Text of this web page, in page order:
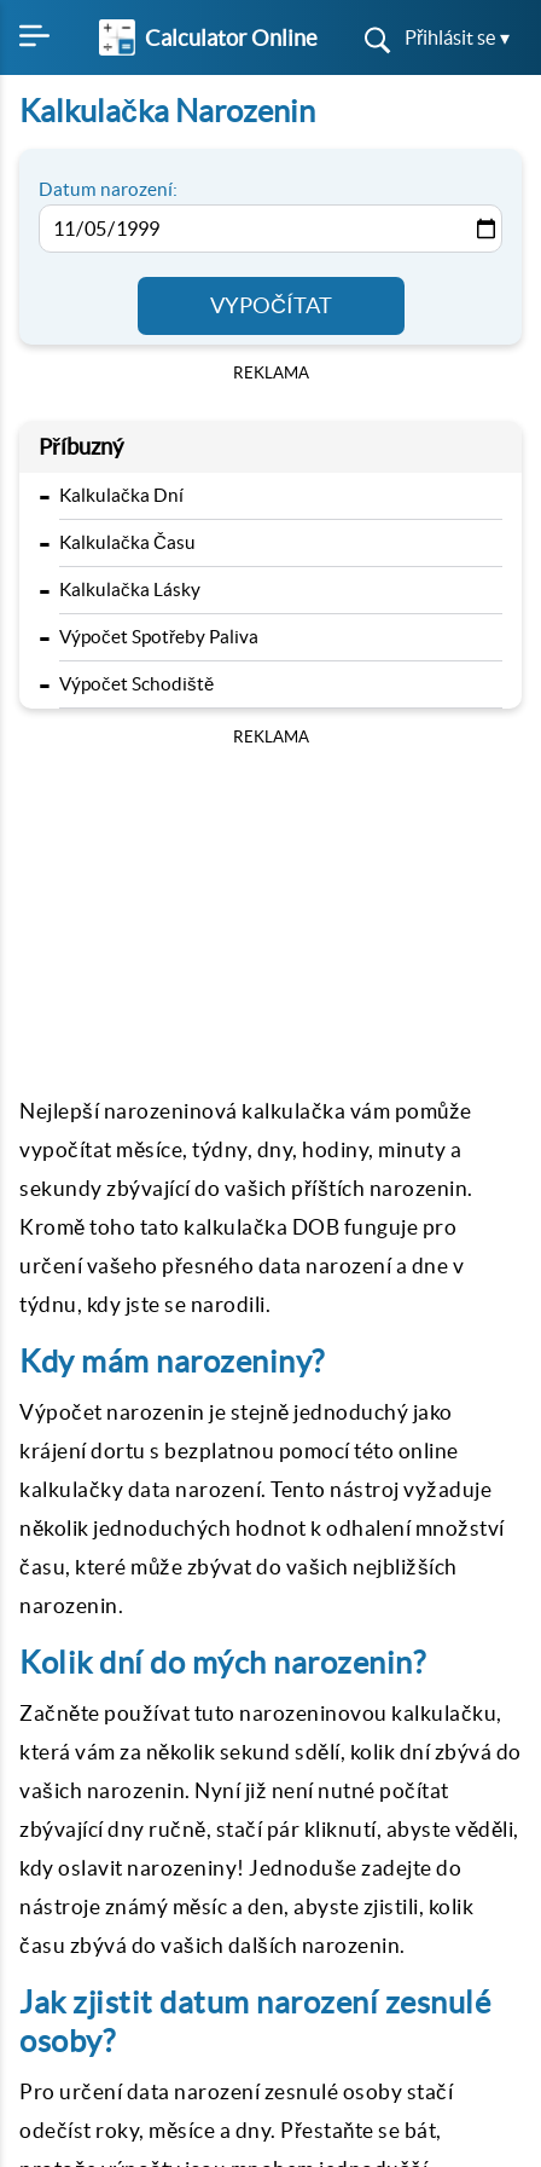
Calculator Online Přihlásit se ▾
Kalkulačka Narozenin
Datum narození:
VYPOČÍTAT
REKLAMA
Příbuzný
- Kalkulačka Dní
- Kalkulačka Času
- Kalkulačka Lásky
- Výpočet Spotřeby Paliva
- Výpočet Schodiště
REKLAMA
Nejlepší narozeninová kalkulačka vám pomůže
vypočítat měsíce, týdny, dny, hodiny, minuty a
sekundy zbývající do vašich příštích narozenin.
Kromě toho tato kalkulačka DOB funguje pro
určení vašeho přesného data narození a dne v
týdnu, kdy jste se narodili.
Kdy mám narozeniny?
Výpočet narozenin je stejně jednoduchý jako
krájení dortu s bezplatnou pomocí této online
kalkulačky data narození. Tento nástroj vyžaduje
několik jednoduchých hodnot k odhalení množství
času, které může zbývat do vašich nejbližších
narozenin.
Kolik dní do mých narozenin?
Začněte používat tuto narozeninovou kalkulačku,
která vám za několik sekund sdělí, kolik dní zbývá do
vašich narozenin. Nyní již není nutné počítat
zbývající dny ručně, stačí pár kliknutí, abyste věděli,
kdy oslavit narozeniny! Jednoduše zadejte do
nástroje známý měsíc a den, abyste zjistili, kolik
času zbývá do vašich dalších narozenin.
Jak zjistit datum narození zesnulé
osoby?
Pro určení data narození zesnulé osoby stačí
odečíst roky, měsíce a dny. Přestaňte se bát,